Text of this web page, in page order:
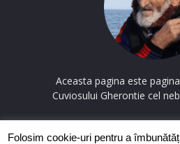
Aceasta pagina este
Cuviosului Gherontie cel
Folosim cookie-uri pentru a